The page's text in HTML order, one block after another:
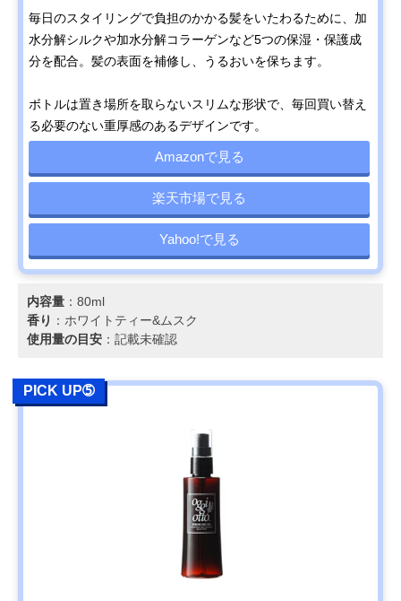
毎日のスタイリングで負担のかかる髪をいたわるために、加
水分解シルクや加水分解コラーゲンなど5つの保湿・保護成
分を配合。髪の表面を補修し、うるおいを保ちます。
ボトルは置き場所を取らないスリムな形状で、毎回買い替え
る必要のない重厚感のあるデザインです。
Amazonで見る
楽天市場で見る
Yahoo!で見る
内容量 ：80ml
香り ：ホワイトティー&ムスク
使用量の目安 ：記載未確認
PICK UP➄